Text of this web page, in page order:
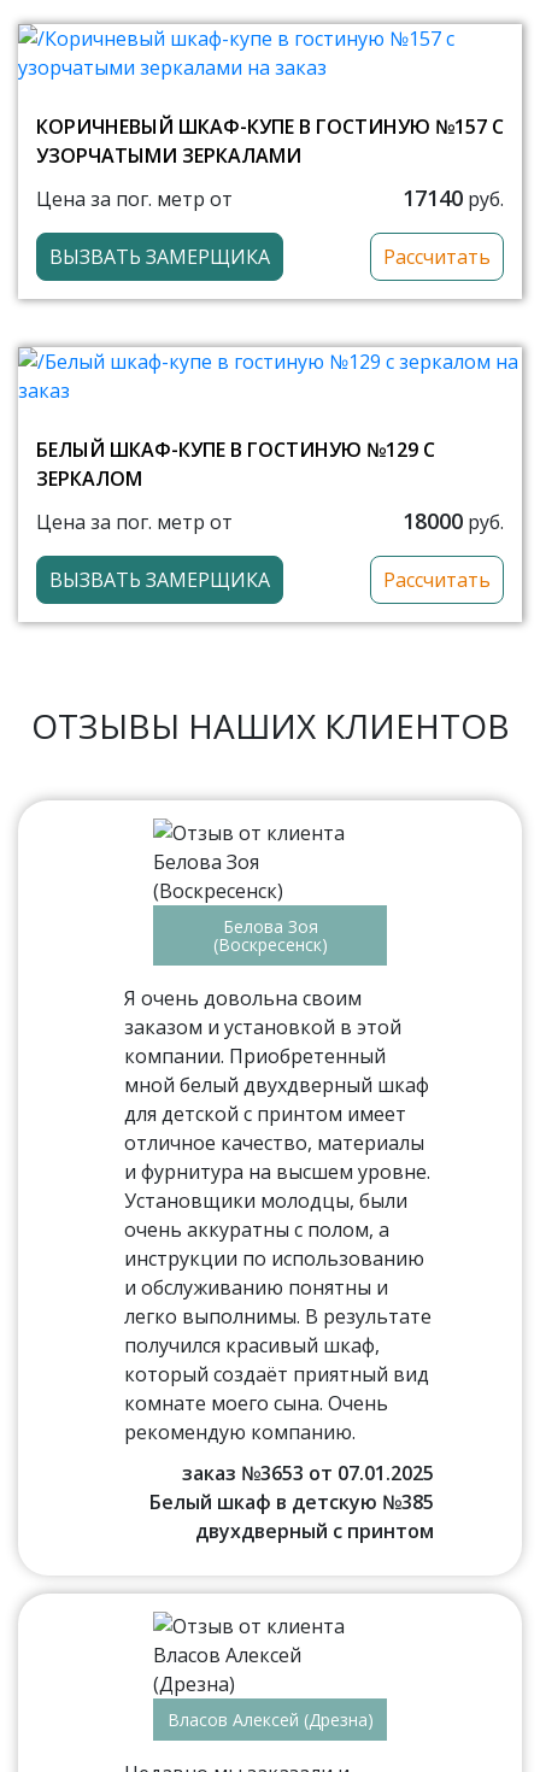
КОРИЧНЕВЫЙ ШКАФ-КУПЕ В ГОСТИНУЮ №157 С
УЗОРЧАТЫМИ ЗЕРКАЛАМИ
Цена за пог. метр от
17140 руб.
ВЫЗВАТЬ ЗАМЕРЩИКА Рассчитать
БЕЛЫЙ ШКАФ-КУПЕ В ГОСТИНУЮ №129 С
ЗЕРКАЛОМ
Цена за пог. метр от
18000 руб.
ВЫЗВАТЬ ЗАМЕРЩИКА Рассчитать
ОТЗЫВЫ НАШИХ КЛИЕНТОВ
Белова Зоя
(Воскресенск)
Я очень довольна своим
заказом и установкой в этой
компании. Приобретенный
мной белый двухдверный шкаф
для детской с принтом имеет
отличное качество, материалы
и фурнитура на высшем уровне.
Установщики молодцы, были
очень аккуратны с полом, а
инструкции по использованию
и обслуживанию понятны и
легко выполнимы. В результате
получился красивый шкаф,
который создаёт приятный вид
комнате моего сына. Очень
рекомендую компанию.
заказ №3653 от 07.01.2025
Белый шкаф в детскую №385
двухдверный с принтом
Власов Алексей (Дрезна)